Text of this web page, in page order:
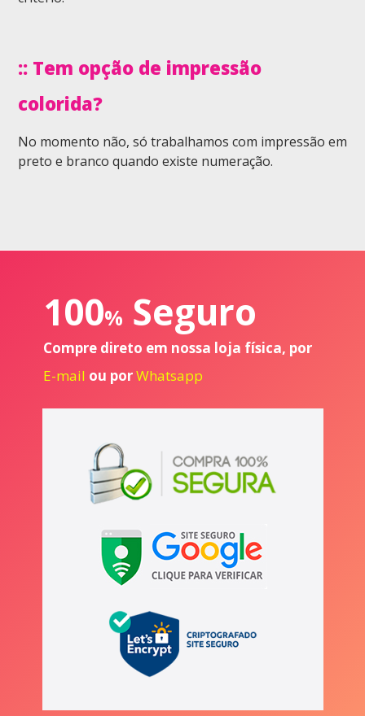
:: Tem opção de impressão
colorida?
No momento não, só trabalhamos com impressão em
preto e branco quando existe numeração.
100% Seguro
Compre direto em nossa loja física, por
E-mail ou porWhatsapp